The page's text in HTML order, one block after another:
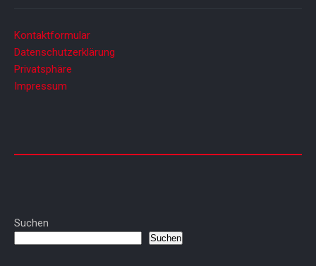
Kontaktformular
Datenschutzerklärung
Privatsphäre
Impressum
Suchen
Suchen